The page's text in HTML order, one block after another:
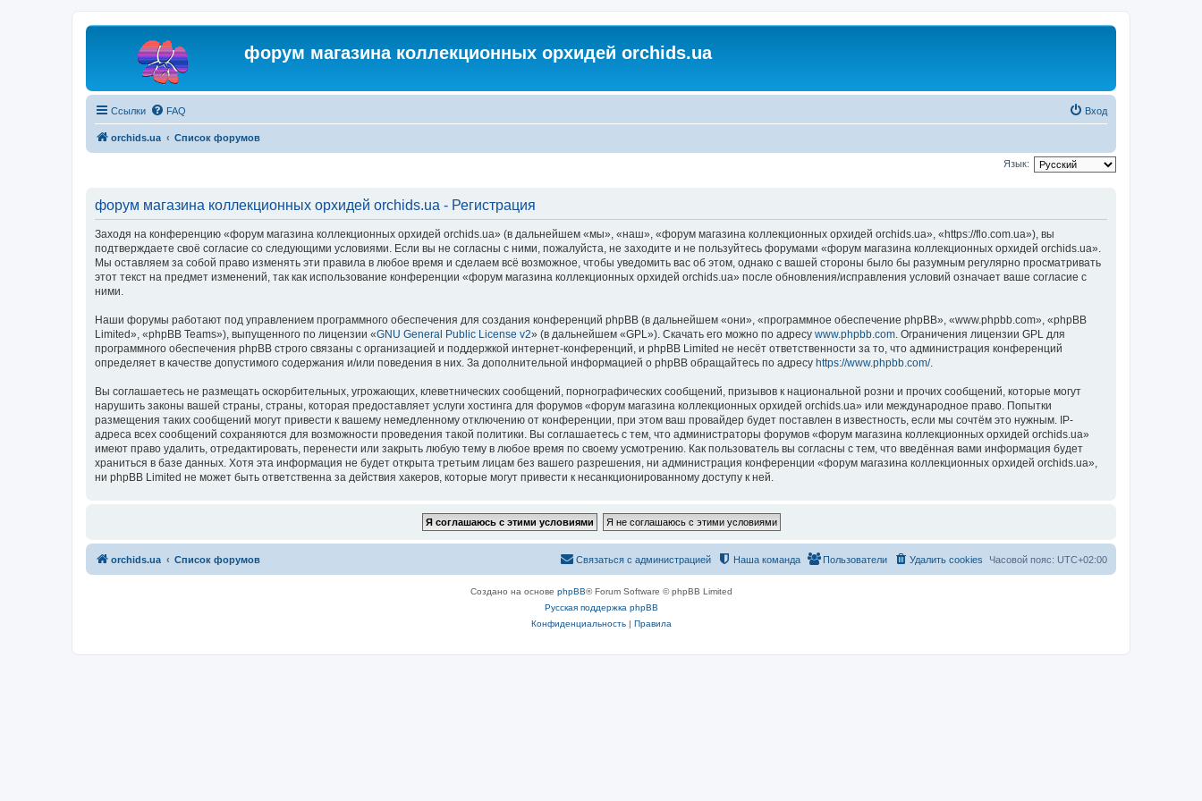
форум магазина коллекционных орхидей orchids.ua
Ссылки FAQ Вход
orchids.ua Список форумов
Язык:
форум магазина коллекционных орхидей orchids.ua - Регистрация
Заходя на конференцию «форум магазина коллекционных орхидей orchids.ua» (в дальнейшем «мы», «наш», «форум магазина коллекционных орхидей orchids.ua», «https://flo.com.ua»), вы
подтверждаете своё согласие со следующими условиями. Если вы не согласны с ними, пожалуйста, не заходите и не пользуйтесь форумами «форум магазина коллекционных орхидей orchids.ua».
Мы оставляем за собой право изменять эти правила в любое время и сделаем всё возможное, чтобы уведомить вас об этом, однако с вашей стороны было бы разумным регулярно просматривать
этот текст на предмет изменений, так как использование конференции «форум магазина коллекционных орхидей orchids.ua» после обновления/исправления условий означает ваше согласие с
ними.
Наши форумы работают под управлением программного обеспечения для создания конференций phpBB (в дальнейшем «они», «программное обеспечение phpBB», «www.phpbb.com», «phpBB
Limited», «phpBB Teams»), выпущенного по лицензии «GNU General Public License v2» (в дальнейшем «GPL»). Скачать его можно по адресу www.phpbb.com . Ограничения лицензии GPL для
программного обеспечения phpBB строго связаны с организацией и поддержкой интернет-конференций, и phpBB Limited не несёт ответственности за то, что администрация конференций
определяет в качестве допустимого содержания и/или поведения в них. За дополнительной информацией о phpBB обращайтесь по адресу https://www.phpbb.com/.
Вы соглашаетесь не размещать оскорбительных, угрожающих, клеветнических сообщений, порнографических сообщений, призывов к национальной розни и прочих сообщений, которые могут
нарушить законы вашей страны, страны, которая предоставляет услуги хостинга для форумов «форум магазина коллекционных орхидей orchids.ua» или международное право. Попытки
размещения таких сообщений могут привести к вашему немедленному отключению от конференции, при этом ваш провайдер будет поставлен в известность, если мы сочтём это нужным. IP-
адреса всех сообщений сохраняются для возможности проведения такой политики. Вы соглашаетесь с тем, что администраторы форумов «форум магазина коллекционных орхидей orchids.ua»
имеют право удалить, отредактировать, перенести или закрыть любую тему в любое время по своему усмотрению. Как пользователь вы согласны с тем, что введённая вами информация будет
храниться в базе данных. Хотя эта информация не будет открыта третьим лицам без вашего разрешения, ни администрация конференции «форум магазина коллекционных орхидей orchids.ua»,
ни phpBB Limited не может быть ответственна за действия хакеров, которые могут привести к несанкционированному доступу к ней.
orchids.ua Список форумов Часовой пояс: UTC+02:00
Удалить cookies
Пользователи
Наша команда
Связаться с администрацией
Создано на основе phpBB® Forum Software © phpBB Limited
Русская поддержка phpBB
Конфиденциальность| Правила